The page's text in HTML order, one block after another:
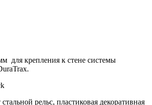
для крепления к стене системы
рельс, пластиковая декоративная